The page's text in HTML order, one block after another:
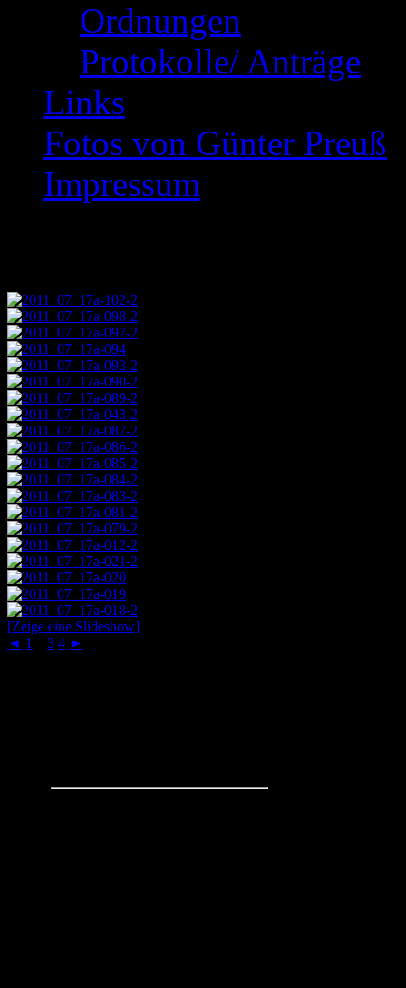
Ordnungen
Protokolle/ Anträge
Links
Fotos von Günter Preuß
Impressum
[Zeige eine Slideshow]
◄ 1 3 4 ►